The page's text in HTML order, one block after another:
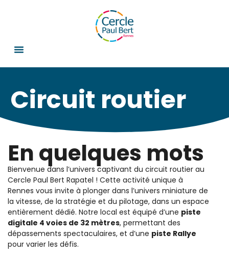
Circuit routier
En quelques mots
Bienvenue dans l’univers captivant du circuit routier au
Cercle Paul Bert Rapatel ! Cette activité unique à
Rennes vous invite à plonger dans l’univers miniature de
la vitesse, de la stratégie et du pilotage, dans un espace
entièrement dédié. Notre local est équipé d’une piste
digitale 4 voies de 32 mètres, permettant des
dépassements spectaculaires, et d’une piste Rallye
pour varier les défis.